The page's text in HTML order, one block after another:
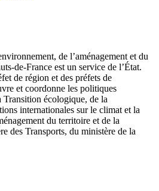
de l’aménagement et du
de-France est un service de l’État.
de région et des préfets de
et coordonne les politiques
écologique, de la
internationales sur le climat et la
du territoire et de la
des Transports, du ministère de la